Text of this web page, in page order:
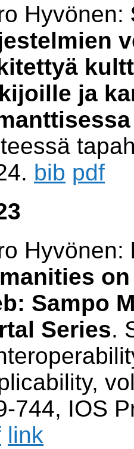
Hyvönen:
ja
bib pdf
Hyvönen:
Sampo
Series.
744, IOS
link